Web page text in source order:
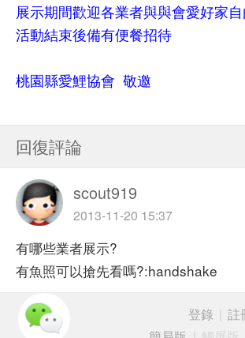
展示期間歡迎各業者與與會愛好家
活動結束後備有便餐招待
桃園縣愛鯉協會 敬邀
回復評論
scout919
2013-11-20 15:37
有哪些業者展示?
有魚照可以搶先看嗎?:handshake
登錄
註